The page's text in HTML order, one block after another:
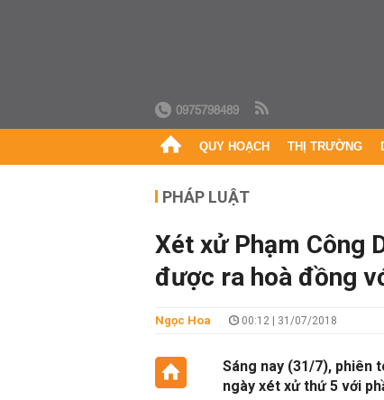
0975798489
QUY HOẠCH THỊ TRƯỜNG
PHÁP LUẬT
Xét xử Phạm Công
được ra hoà đồng
Ngọc Hoa 00:12 | 31/07/2018
Sáng nay (31/7), phiên
ngày xét xử thứ 5 với